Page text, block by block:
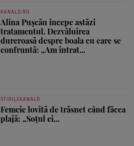
KANALD.RO
Alina Pușcău începe astăzi
tratamentul. Dezvăluirea
dureroasă despre boala cu care se
confruntă: „Am intrat...
STIRILEKANALD
Femeie lovită de trăsnet când făcea
plajă: „Soțul ei...